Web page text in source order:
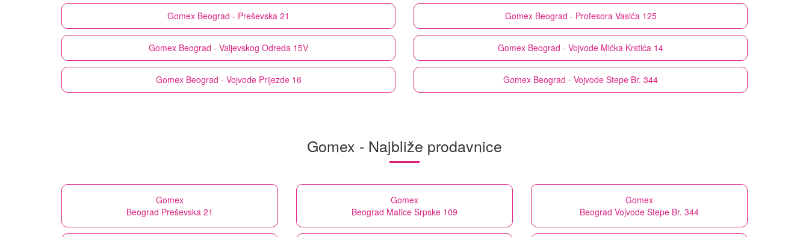
Gomex Beograd - Preševska 21 Gomex Beograd - Profesora Vasića 125
Gomex Beograd - Valjevskog Odreda 15V Gomex Beograd - Vojvode Mićka Krstića 14
Gomex Beograd - Vojvode Prijezde 16 Gomex Beograd - Vojvode Stepe Br. 344
Gomex - Najbliže prodavnice
Gomex
Beograd Preševska 21
Gomex
Beograd Matice Srpske 109
Gomex
Beograd Vojvode Stepe Br. 344